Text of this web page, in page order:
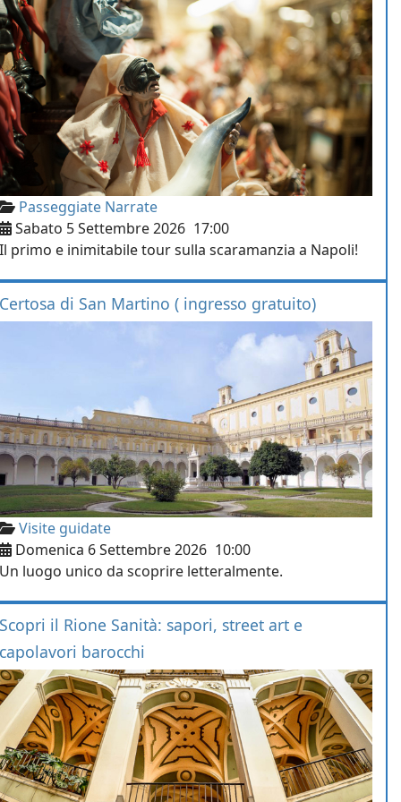
Passeggiate Narrate
Sabato 5 Settembre 2026 17:00
Il primo e inimitabile tour sulla scaramanzia a Napoli!
Certosa di San Martino ( ingresso gratuito)
Visite guidate
Domenica 6 Settembre 2026 10:00
Un luogo unico da scoprire letteralmente.
Scopri il Rione Sanità: sapori, street art e
capolavori barocchi